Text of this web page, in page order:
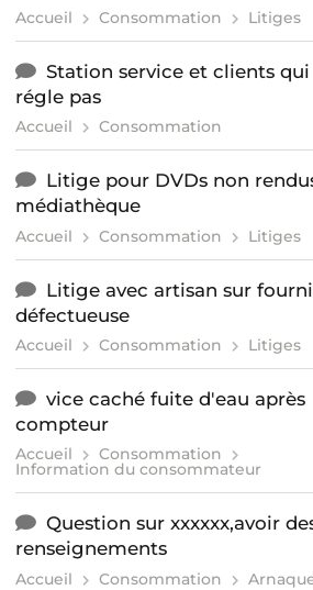
Accueil Consommation Litiges
Station service et clients qui
régle pas
Accueil Consommation
Litige pour DVDs non
médiathèque
Accueil Consommation Litiges
Litige avec artisan sur
défectueuse
Accueil Consommation Litiges
vice caché fuite d'eau après
compteur
Accueil Consommation
Information du consommateur
Question sur xxxxxx,avoir
renseignements
Accueil Consommation